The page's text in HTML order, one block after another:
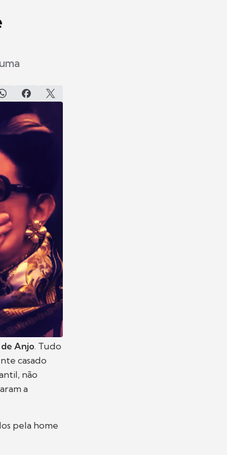
Anjo. Tudo
casado
não
a
pela home